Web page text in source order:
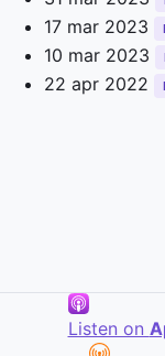
17 mar 2023
10 mar 2023
22 apr 2022
Listen on